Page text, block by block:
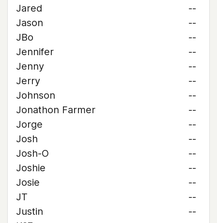
Jared
--
Jason
--
JBo
--
Jennifer
--
Jenny
--
Jerry
--
Johnson
--
Jonathon Farmer
--
Jorge
--
Josh
--
Josh-O
--
Joshie
--
Josie
--
JT
--
Justin
--